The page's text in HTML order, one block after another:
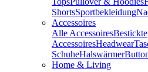
ShortsSportbekleidung
Accessoires
Alle AccessoiresBestickte
AccessoiresHeadwear
SchuheHalswärmer
Home & Living